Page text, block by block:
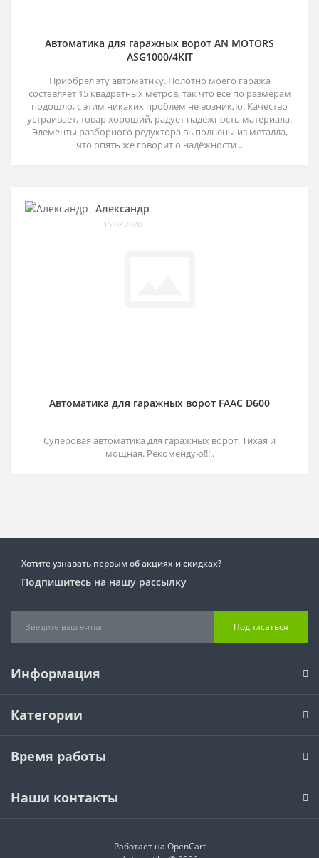
Автоматика для гаражных ворот AN MOTORS
ASG1000/4KIT
Приобрел эту автоматику. Полотно моего гаража
составляет 15 квадратных метров, так что всё по размерам
подошло, с этим никаких проблем не возникло. Качество
устраивает, товар хороший, радует надёжность материала.
Элементы разборного редуктора выполнены из металла,
что опять же говорит о надёжности ..
Александр
15.02.2020
Автоматика для гаражных ворот FAAC D600
Суперовая автоматика для гаражных ворот. Тихая и
мощная. Рекомендую!!!..
Хотите узнавать первым об акциях и скидках?
Подпишитесь на нашу рассылку
Подписаться
Информация
Категории
Время работы
Наши контакты
Работает на OpenCart